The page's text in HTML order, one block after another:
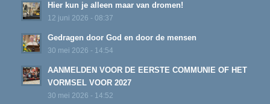
Hier kun je alleen maar van dromen!
12 juni 2026 - 08:37
Gedragen door God en door de mensen
30 mei 2026 - 14:54
AANMELDEN VOOR DE EERSTE COMMUNIE OF HET
VORMSEL VOOR 2027
30 mei 2026 - 14:52